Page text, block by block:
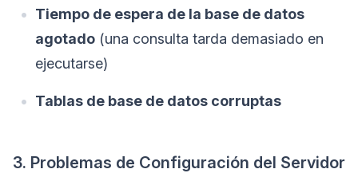
Tiempo de espera de la base de datos
agotado (una consulta tarda demasiado en
ejecutarse)
Tablas de base de datos corruptas
3. Problemas de Configuración del Servidor